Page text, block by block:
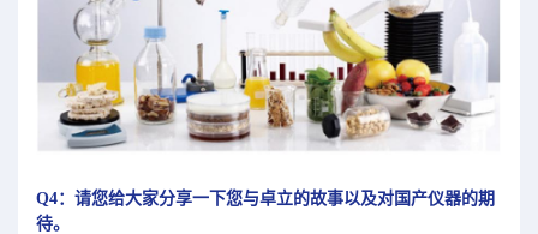
Q4：请您给大家分享一下您与卓立的故事以及对国产仪器的期
待。